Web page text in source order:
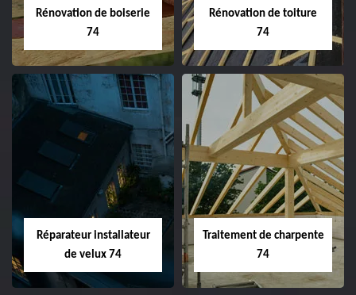
Rénovation de boiserie
74
Rénovation de toiture
74
Réparateur installateur
de velux 74
Traitement de charpente
74